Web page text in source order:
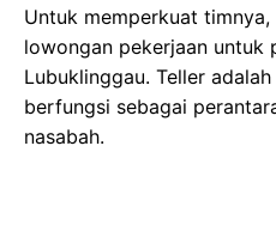
Untuk memperkuat timnya,
lowongan pekerjaan untuk
Lubuklinggau. Teller
berfungsi sebagai
nasabah.